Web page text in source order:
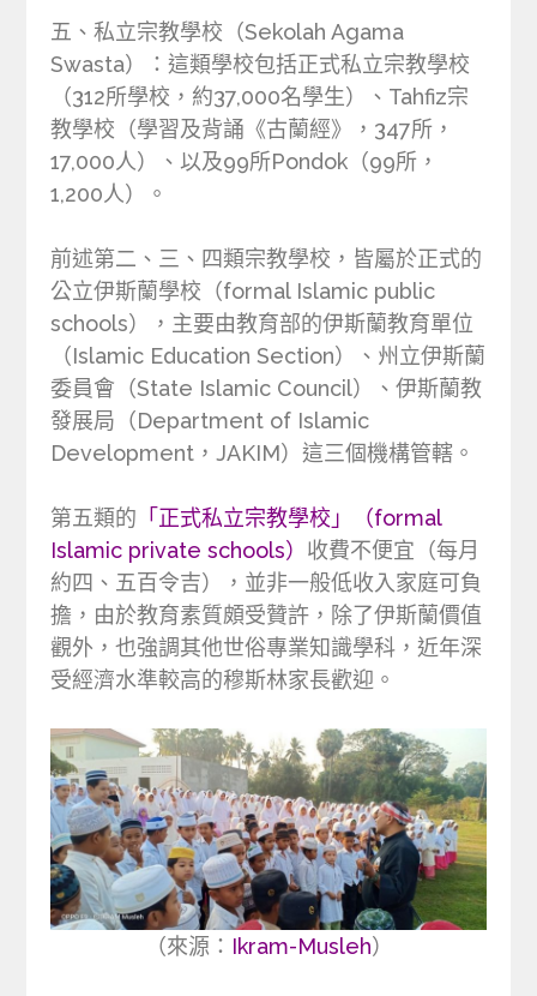
五、私立宗教學校（Sekolah Agama
Swasta）：這類學校包括正式私立宗教學校
（312所學校，約37,000名學生）、Tahfiz宗
教學校（學習及背誦《古蘭經》，347所，
17,000人）、以及99所Pondok（99所，
1,200人）。
前述第二、三、四類宗教學校，皆屬於正式的
公立伊斯蘭學校（formal Islamic public
schools），主要由教育部的伊斯蘭教育單位
（Islamic Education Section）、州立伊斯蘭
委員會（State Islamic Council）、伊斯蘭教
發展局（Department of Islamic
Development，JAKIM）這三個機構管轄。
第五類的 「正式私立宗教學校」（formal
Islamic private schools） 收費不便宜（每月
約四、五百令吉），並非一般低收入家庭可負
擔，由於教育素質頗受贊許，除了伊斯蘭價值
觀外，也強調其他世俗專業知識學科，近年深
受經濟水準較高的穆斯林家長歡迎。
（來源： Ikram-Musleh）